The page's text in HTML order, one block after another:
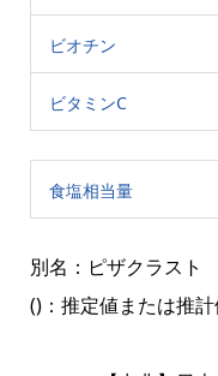
ビオチン
ビタミンC
食塩相当量
別名：ピザクラスト
()：推定値または推計